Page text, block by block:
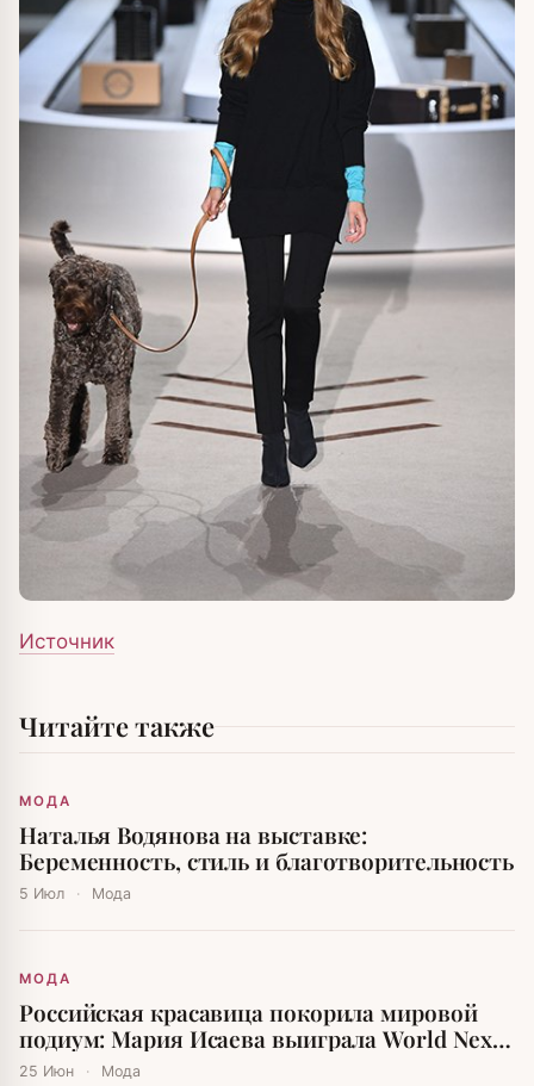
Источник
Читайте также
МОДА
Наталья Водянова на выставке:
Беременность, стиль и благотворительность
5 Июл · Мода
МОДА
Российская красавица покорила мировой
подиум: Мария Исаева выиграла World Next
Top Model
25 Июн · Мода